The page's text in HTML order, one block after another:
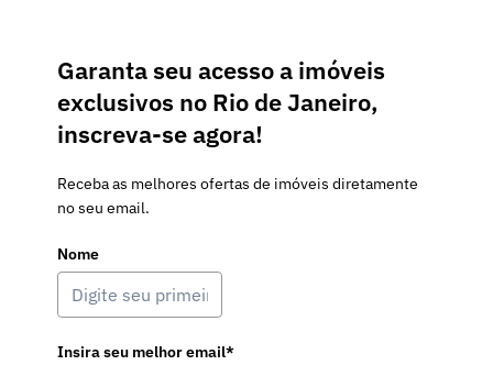
Garanta seu acesso a imóveis
exclusivos no Rio de Janeiro,
inscreva-se agora!
Receba as melhores ofertas de imóveis diretamente
no seu email.
Nome
Insira seu melhor email*